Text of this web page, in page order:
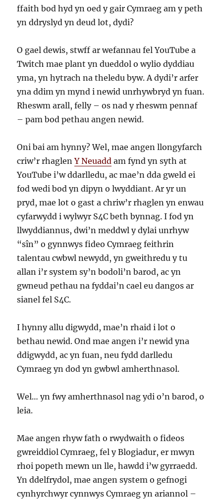
ffaith bod hyd yn oed y gair Cymraeg am y peth
yn ddryslyd yn deud lot, dydi?
O gael dewis, stwff ar wefannau fel YouTube a
Twitch mae plant yn dueddol o wylio dyddiau
yma, yn hytrach na theledu byw. A dydi’r arfer
yna ddim yn mynd i newid unrhywbryd yn fuan.
Rheswm arall, felly – os nad y rheswm pennaf
– pam bod pethau angen newid.
Oni bai am hynny? Wel, mae angen llongyfarch
criw’r rhaglenY Neuadd am fynd yn syth at
YouTube i’w ddarlledu, ac mae’n dda gweld ei
fod wedi bod yn dipyn o lwyddiant. Ar yr un
pryd, mae lot o gast a chriw’r rhaglen yn enwau
cyfarwydd i wylwyr S4C beth bynnag. I fod yn
llwyddiannus, dwi’n meddwl y dylai unrhyw
“sîn” o gynnwys fideo Cymraeg feithrin
talentau cwbwl newydd, yn gweithredu y tu
allan i’r system sy’n bodoli’n barod, ac yn
gwneud pethau na fyddai’n cael eu dangos ar
sianel fel S4C.
I hynny allu digwydd, mae’n rhaid i lot o
bethau newid. Ond mae angen i’r newid yna
ddigwydd, ac yn fuan, neu fydd darlledu
Cymraeg yn dod yn gwbwl amherthnasol.
Wel… yn fwy amherthnasol nag ydi o’n barod, o
leia.
Mae angen rhyw fath o rwydwaith o fideos
gwreiddiol Cymraeg, fel y Blogiadur, er mwyn
rhoi popeth mewn un lle, hawdd i’w gyrraedd.
Yn ddelfrydol, mae angen system o gefnogi
cynhyrchwyr cynnwys Cymraeg yn ariannol –